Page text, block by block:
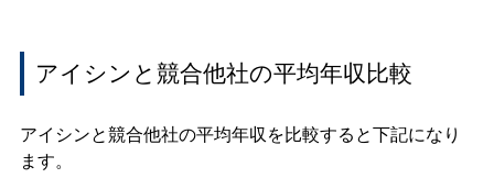
アイシンと競合他社の平均年収比較
アイシンと競合他社の平均年収を比較すると下記になり
ます。